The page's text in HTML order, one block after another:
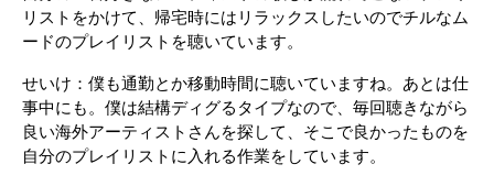
リストをかけて、帰宅時にはリラックスしたいのでチルなム
ードのプレイリストを聴いています。
せいけ：僕も通勤とか移動時間に聴いていますね。あとは仕
事中にも。僕は結構ディグるタイプなので、毎回聴きながら
良い海外アーティストさんを探して、そこで良かったものを
自分のプレイリストに入れる作業をしています。